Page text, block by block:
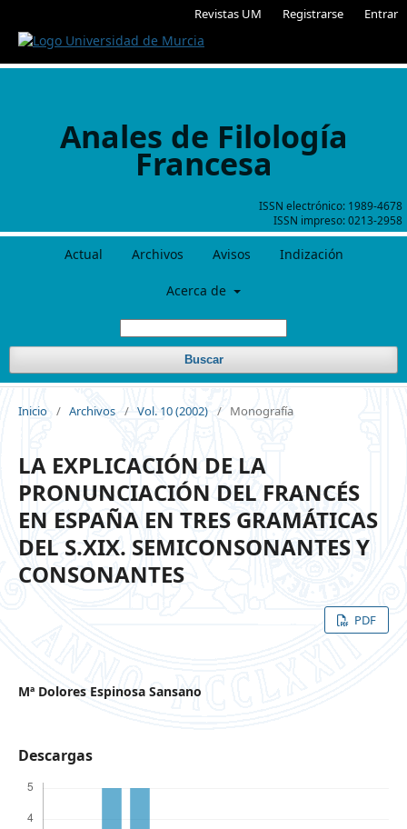
Revistas UM Registrarse Entrar
ISSN electrónico: 1989-4678
ISSN impreso:0213-2958
Anales de Filología
Francesa
Actual Archivos Avisos Indización
Acerca de
Buscar
Inicio / Archivos / Vol. 10 (2002) / Monografía
LA EXPLICACIÓN DE LA
PRONUNCIACIÓN DEL FRANCÉS
EN ESPAÑA EN TRES GRAMÁTICAS
DEL S.XIX. SEMICONSONANTES Y
CONSONANTES
PDF
Mª Dolores Espinosa Sansano
Descargas